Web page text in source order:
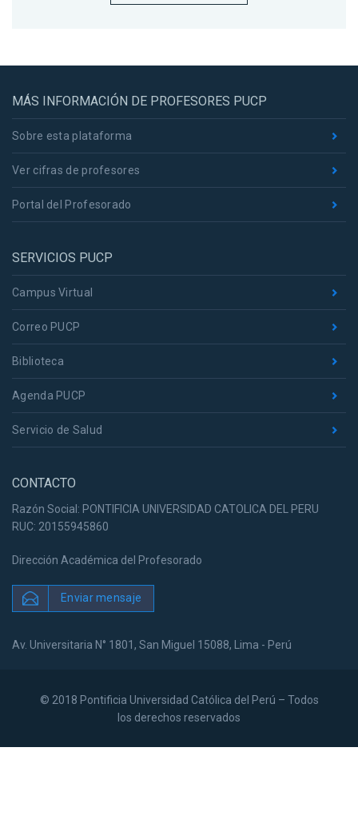
MÁS INFORMACIÓN DE PROFESORES PUCP
Sobre esta plataforma
Ver cifras de profesores
Portal del Profesorado
SERVICIOS PUCP
Campus Virtual
Correo PUCP
Biblioteca
Agenda PUCP
Servicio de Salud
CONTACTO
Razón Social: PONTIFICIA UNIVERSIDAD CATOLICA DEL PERU
RUC: 20155945860
Dirección Académica del Profesorado
Enviar mensaje
Av. Universitaria N° 1801, San Miguel 15088, Lima - Perú
© 2018 Pontificia Universidad Católica del Perú – Todos
los derechos reservados